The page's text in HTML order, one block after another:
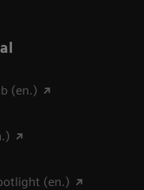
(en.)
(en.)